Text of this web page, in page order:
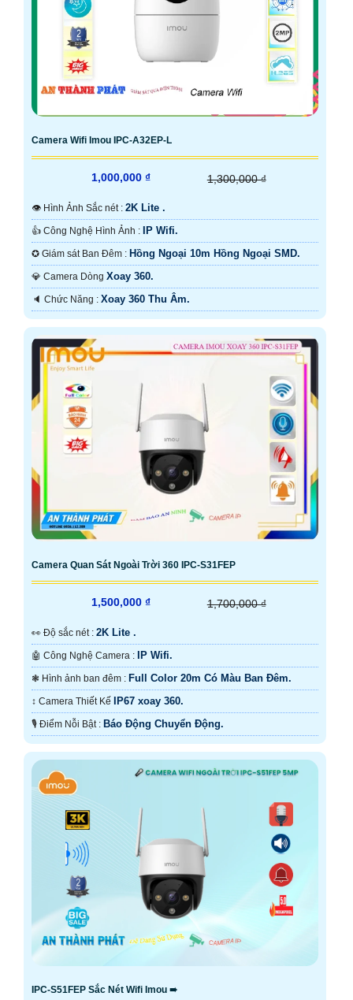
Camera Wifi Imou IPC-A32EP-L
1,000,000 ₫ 1,300,000 ₫
👁 Hình Ảnh Sắc nét : 2K Lite .
👍 Công Nghệ Hình Ảnh : IP Wifi.
✪ Giám sát Ban Đêm : Hồng Ngoại 10m Hồng Ngoại SMD.
💎 Camera Dòng Xoay 360.
️🔈 Chức Năng : Xoay 360 Thu Âm.
Camera Quan Sát Ngoài Trời 360 IPC-S31FEP
1,500,000 ₫ 1,700,000 ₫
️👀 Độ sắc nét : 2K Lite .
🤖️ Công Nghệ Camera : IP Wifi.
❃ Hình ảnh ban đêm : Full Color 20m Có Màu Ban Ðêm.
↕️ Camera Thiết Kế IP67 xoay 360.
️🎙 Điểm Nỗi Bật : Báo Động Chuyển Động.
IPC-S51FEP Sắc Nét Wifi Imou ➠